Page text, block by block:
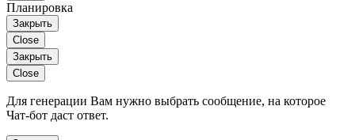
Планировка
Закрыть
Close
Закрыть
Close
Для генерации Вам нужно выбрать сообщение, на которое
Чат-бот даст ответ.